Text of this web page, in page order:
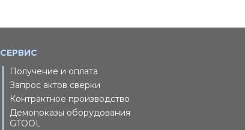
СЕРВИС
Получение и оплата
Запрос актов сверки
Контрактное производство
Демопоказы оборудования
GTOOL